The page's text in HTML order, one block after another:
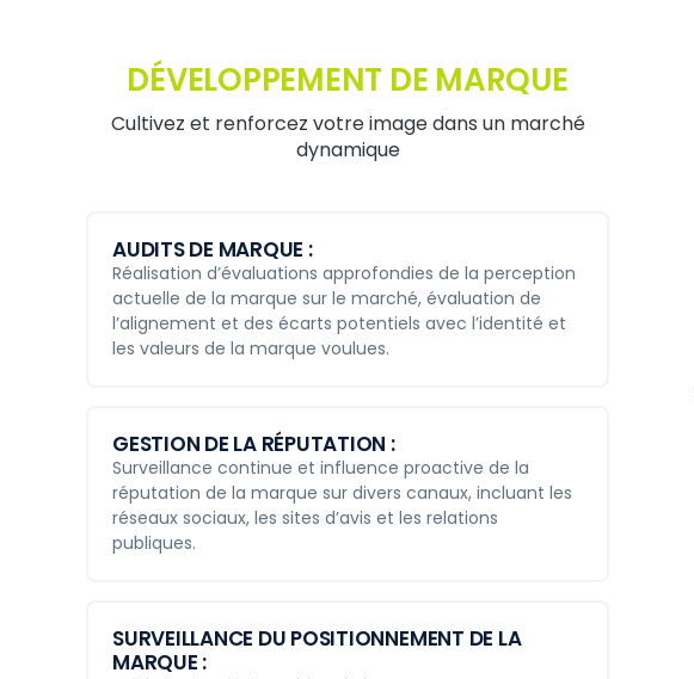
DÉVELOPPEMENT DE MARQUE
Cultivez et renforcez votre image dans un marché
dynamique
AUDITS DE MARQUE :
Réalisation d’évaluations approfondies de la perception
actuelle de la marque sur le marché, évaluation de
l’alignement et des écarts potentiels avec l’identité et
les valeurs de la marque voulues.
GESTION DE LA RÉPUTATION :
Surveillance continue et influence proactive de la
réputation de la marque sur divers canaux, incluant les
réseaux sociaux, les sites d’avis et les relations
publiques.
SURVEILLANCE DU POSITIONNEMENT DE LA
MARQUE :